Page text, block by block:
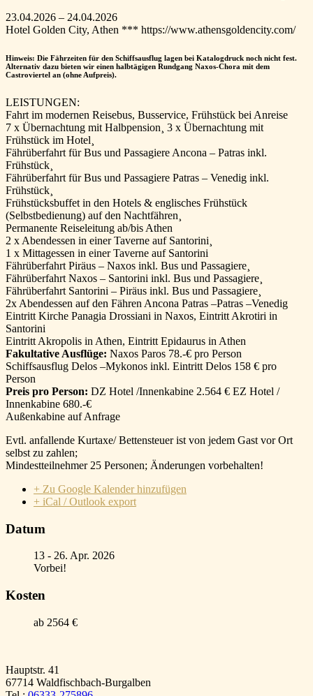
23.04.2026 – 24.04.2026
Hotel Golden City, Athen *** https://www.athensgoldencity.com/
Hinweis: Die Fährzeiten für den Schiffsausflug lagen bei Katalogdruck noch nicht fest.
Alternativ dazu bieten wir einen halbtägigen Rundgang Naxos-Chora mit dem
Castroviertel an (ohne Aufpreis).
LEISTUNGEN:
Fahrt im modernen Reisebus, Busservice, Frühstück bei Anreise
7 x Übernachtung mit Halbpension¸ 3 x Übernachtung mit
Frühstück im Hotel¸
Fährüberfahrt für Bus und Passagiere Ancona – Patras inkl.
Frühstück¸
Fährüberfahrt für Bus und Passagiere Patras – Venedig inkl.
Frühstück¸
Frühstücksbuffet in den Hotels & englisches Frühstück
(Selbstbedienung) auf den Nachtfähren¸
Permanente Reiseleitung ab/bis Athen
2 x Abendessen in einer Taverne auf Santorini¸
1 x Mittagessen in einer Taverne auf Santorini
Fährüberfahrt Piräus – Naxos inkl. Bus und Passagiere¸
Fährüberfahrt Naxos – Santorini inkl. Bus und Passagiere¸
Fährüberfahrt Santorini – Piräus inkl. Bus und Passagiere¸
2x Abendessen auf den Fähren Ancona Patras –Patras –Venedig
Eintritt Kirche Panagia Drossiani in Naxos, Eintritt Akrotiri in
Santorini
Eintritt Akropolis in Athen, Eintritt Epidaurus in Athen
Fakultative Ausflüge: Naxos Paros 78.-€ pro Person
Schiffsausflug Delos –Mykonos inkl. Eintritt Delos 158 € pro
Person
Preis pro Person: DZ Hotel /Innenkabine 2.564 € EZ Hotel /
Innenkabine 680.-€
Außenkabine auf Anfrage
Evtl. anfallende Kurtaxe/ Bettensteuer ist von jedem Gast vor Ort
selbst zu zahlen;
Mindestteilnehmer 25 Personen; Änderungen vorbehalten!
+ Zu Google Kalender hinzufügen
+ iCal / Outlook export
Datum
13 - 26. Apr. 2026
Vorbei!
Kosten
ab 2564 €
Hauptstr. 41
67714 Waldfischbach-Burgalben